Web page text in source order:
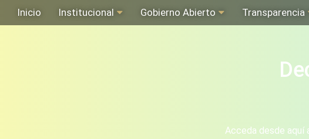
Inicio Institucional Gobierno Abierto Transparencia
Acceda desde aquí